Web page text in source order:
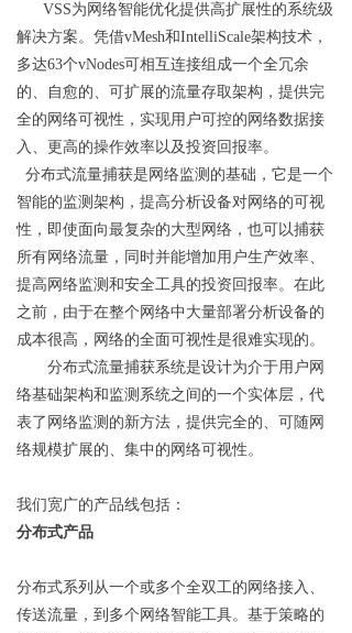
VSS为网络智能优化提供高扩展性的系统级
解决方案。凭借vMesh和IntelliScale架构技术，
多达63个vNodes可相互连接组成一个全冗余
的、自愈的、可扩展的流量存取架构，提供完
全的网络可视性，实现用户可控的网络数据接
入、更高的操作效率以及投资回报率。
分布式流量捕获是网络监测的基础，它是一个
智能的监测架构，提高分析设备对网络的可视
性，即使面向最复杂的大型网络，也可以捕获
所有网络流量，同时并能增加用户生产效率、
提高网络监测和安全工具的投资回报率。在此
之前，由于在整个网络中大量部署分析设备的
成本很高，网络的全面可视性是很难实现的。
分布式流量捕获系统是设计为介于用户网
络基础架构和监测系统之间的一个实体层，代
表了网络监测的新方法，提供完全的、可随网
络规模扩展的、集中的网络可视性。
我们宽广的产品线包括：
分布式产品
分布式系列从一个或多个全双工的网络接入、
传送流量，到多个网络智能工具。基于策略的